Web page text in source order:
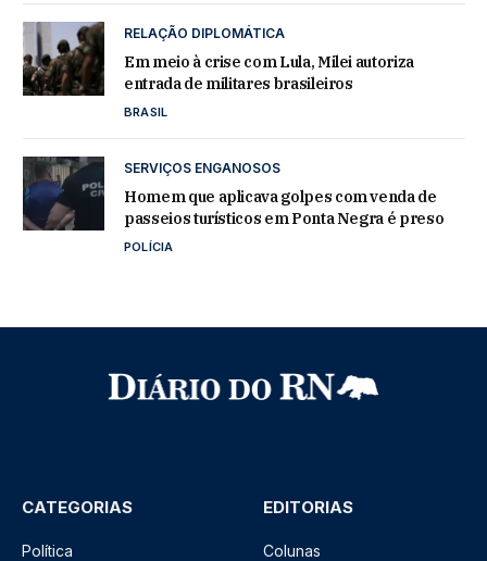
RELAÇÃO DIPLOMÁTICA
Em meio à crise com Lula, Milei autoriza
entrada de militares brasileiros
BRASIL
SERVIÇOS ENGANOSOS
Homem que aplicava golpes com venda de
passeios turísticos em Ponta Negra é preso
POLÍCIA
CATEGORIAS
Política
EDITORIAS
Colunas